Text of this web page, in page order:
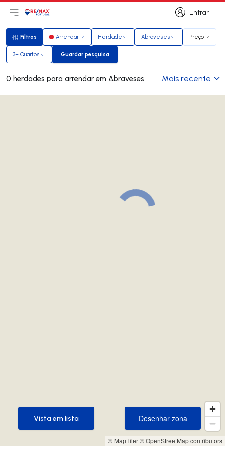
Entrar
Entrar
Abri menu principal
LogoIr para página inicial
Filtros
Filtros Arrendar Herdade Abraveses Preço
3+ Quartos Guardar pesquisa
Guardar pesquisa
0 herdades para arrendar em Abraveses Mais recente
© MapTiler© OpenStreetMap contributors
Desenhar zona
Desenhar zona
Vista em lista
Vista em lista